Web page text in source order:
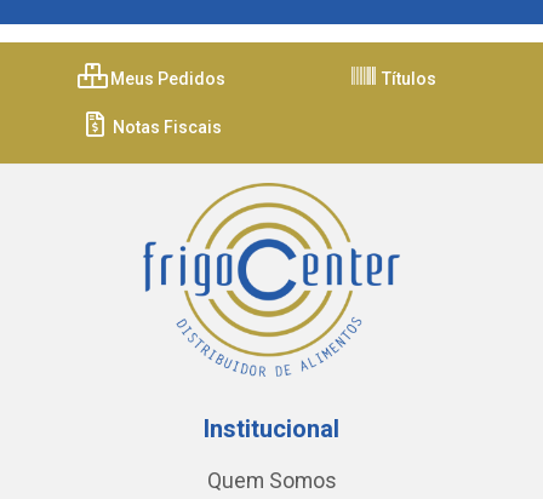
Meus Pedidos Títulos
Notas Fiscais
Institucional
Quem Somos